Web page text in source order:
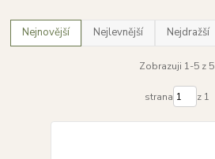
Nejnovější Nejlevnější Nejdražší
Zobrazuji 1-5 z 5
strana z 1